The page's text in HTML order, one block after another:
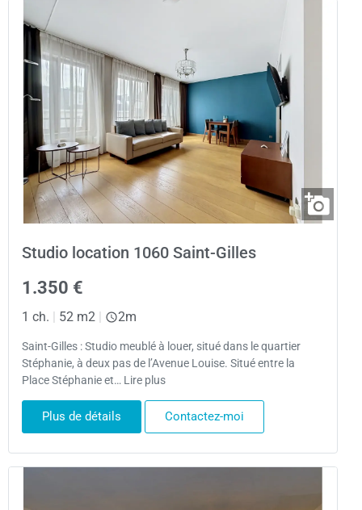
Studio location 1060 Saint-Gilles
1.350 €
1 ch. | 52 m2 | 2m
Saint-Gilles : Studio meublé à louer, situé dans le quartier
Stéphanie, à deux pas de l’Avenue Louise. Situé entre la
Place Stéphanie et… Lire plus
Plus de détails Contactez-moi